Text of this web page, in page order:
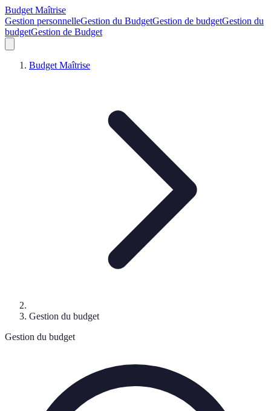
Budget Maîtrise
Gestion personnelleGestion du BudgetGestion de budgetGestion du
budgetGestion de Budget
Budget Maîtrise
Gestion du budget
Gestion du budget